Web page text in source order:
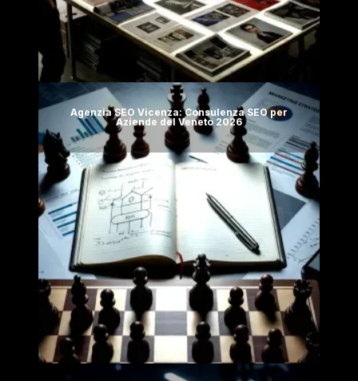
Agenzia SEO Vicenza: Consulenza SEO per
Aziende del Veneto 2026